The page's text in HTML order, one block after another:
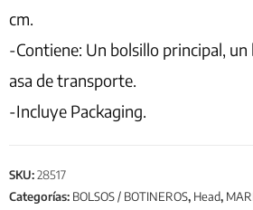
cm.
-Contiene: Un bolsillo principal,
asa de transporte.
-Incluye Packaging.
SKU:28517
Categorías: BOLSOS / BOTINEROS, Head,